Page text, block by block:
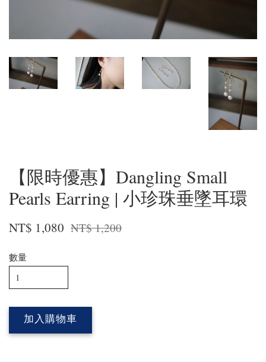
【限時優惠】Dangling Small
Pearls Earring | 小珍珠垂墜耳環
NT$ 1,080 NT$ 1,200
數量
加入購物車